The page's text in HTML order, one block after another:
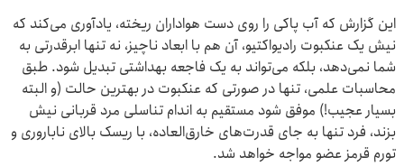
این گزارش که آب پاکی را روی دست هواداران ریخته، یادآوری می‌کند که
نیش یک عنکبوت رادیواکتیو، آن هم با ابعاد ناچیز، نه تنها ابرقدرتی به
شما نمی‌دهد، بلکه می‌تواند به یک فاجعه بهداشتی تبدیل شود. طبق
محاسبات علمی، تنها در صورتی که عنکبوت در بهترین حالت (و البته
بسیار عجیب!) موفق شود مستقیم به اندام تناسلی مرد قربانی نیش
بزند، فرد تنها به جای قدرت‌های خارق‌العاده، با ریسک بالای ناباروری و
تورم قرمز عضو مواجه خواهد شد.